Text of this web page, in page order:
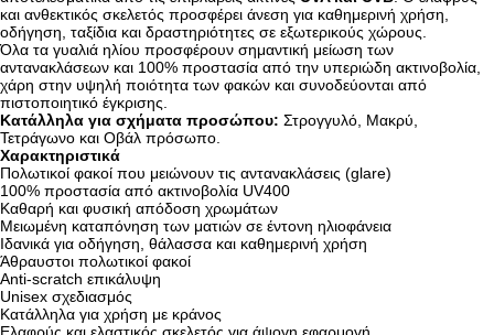
και ανθεκτικός σκελετός προσφέρει άνεση για καθημερινή χρήση,
οδήγηση, ταξίδια και δραστηριότητες σε εξωτερικούς χώρους.
Όλα τα γυαλιά ηλίου προσφέρουν σημαντική μείωση των
αντανακλάσεων και 100% προστασία από την υπεριώδη ακτινοβολία,
χάρη στην υψηλή ποιότητα των φακών και συνοδεύονται από
πιστοποιητικό έγκρισης.
Κατάλληλα για σχήματα προσώπου: Στρογγυλό, Μακρύ,
Τετράγωνο και Οβάλ πρόσωπο.
Χαρακτηριστικά
Πολωτικοί φακοί που μειώνουν τις αντανακλάσεις (glare)
100% προστασία από ακτινοβολία UV400
Καθαρή και φυσική απόδοση χρωμάτων
Μειωμένη καταπόνηση των ματιών σε έντονη ηλιοφάνεια
Ιδανικά για οδήγηση, θάλασσα και καθημερινή χρήση
Άθραυστοι πολωτικοί φακοί
Anti-scratch επικάλυψη
Unisex σχεδιασμός
Κατάλληλα για χρήση με κράνος
Ελαφρύς και ελαστικός σκελετός για άψογη εφαρμογή